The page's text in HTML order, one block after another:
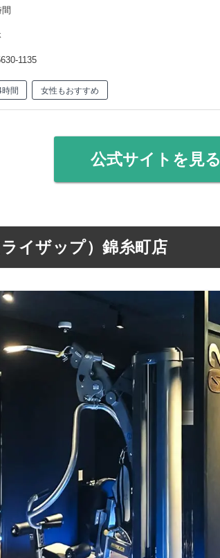
1135
時間 女性もおすすめ
公式サイトを見る
イザップ）錦糸町店